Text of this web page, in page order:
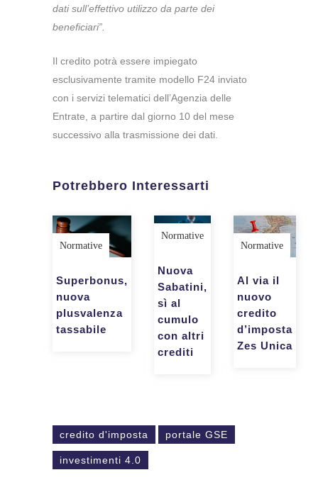
dati sull’effettivo utilizzo da parte dei
beneficiari”.
Il credito potrà essere impiegato
esclusivamente tramite modello F24 inviato
con i servizi telematici dell’Agenzia delle
Entrate, a partire dal giorno 10 del mese
successivo alla trasmissione dei dati.
Potrebbero Interessarti
Normative
Superbonus,
nuova
plusvalenza
tassabile
Normative
Nuova
Sabatini,
sì al
cumulo
con altri
crediti
Normative
Al via il
nuovo
credito
d’imposta
Zes Unica
credito d'imposta portale GSE
investimenti 4.0